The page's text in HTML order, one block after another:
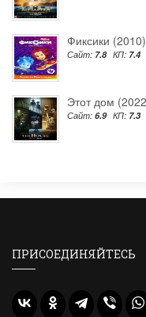
Фиксики (2010)
Сайт: 7.8 КП: 7.4
Этот дом
Сайт: 6.9 КП: 7.3
ПРИСОЕДИНЯЙТЕСЬ